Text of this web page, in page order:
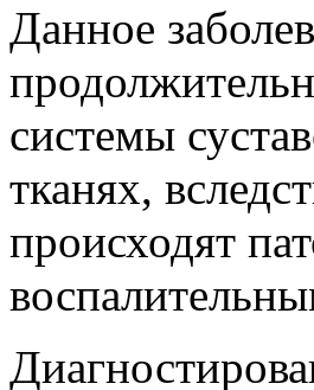
Данное
системы
тканях,
происходят